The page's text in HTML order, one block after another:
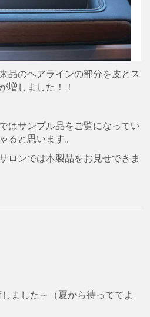
品のヘアラインの部分を皮とス
増しました！！
はサンプル品をご覧になってい
ると思います。
ンでは本製品をお見せできま
ました～（夏から待っててよ